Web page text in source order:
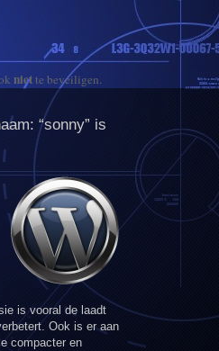
niette beveiligen.
“sonny” is
is vooral de laadt
Ook is er aan
compacter en